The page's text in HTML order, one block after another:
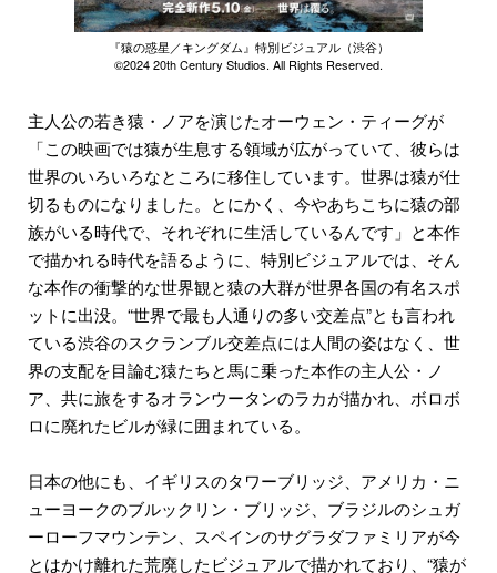
『猿の惑星／キングダム』特別ビジュアル（渋谷）
©︎2024 20th Century Studios. All Rights Reserved.
主人公の若き猿・ノアを演じたオーウェン・ティーグが
「この映画では猿が生息する領域が広がっていて、彼らは
世界のいろいろなところに移住しています。世界は猿が仕
切るものになりました。とにかく、今やあちこちに猿の部
族がいる時代で、それぞれに生活しているんです」と本作
で描かれる時代を語るように、特別ビジュアルでは、そん
な本作の衝撃的な世界観と猿の大群が世界各国の有名スポ
ットに出没。“世界で最も人通りの多い交差点”とも言われ
ている渋谷のスクランブル交差点には人間の姿はなく、世
界の支配を目論む猿たちと馬に乗った本作の主人公・ノ
ア、共に旅をするオランウータンのラカが描かれ、ボロボ
ロに廃れたビルが緑に囲まれている。
日本の他にも、イギリスのタワーブリッジ、アメリカ・ニ
ューヨークのブルックリン・ブリッジ、ブラジルのシュガ
ーローフマウンテン、スペインのサグラダファミリアが今
とはかけ離れた荒廃したビジュアルで描かれており、“猿が